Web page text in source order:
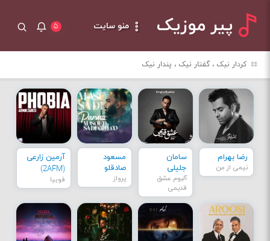
پیر موزیک منو سایت ۵
کردار نیک ، گفتار نیک ، پندار نیک
رضا بهرام
نیمی از من
سامان
جلیلی
آلبوم عشق
قدیمی
مسعود
صادقلو
پرواز
آرمین زارعی
(2AFM)
فوبیا